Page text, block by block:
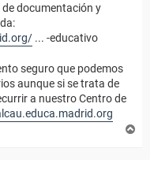
documentación y
... -educativo
seguro que podemos
aunque si se trata de
a nuestro Centro de